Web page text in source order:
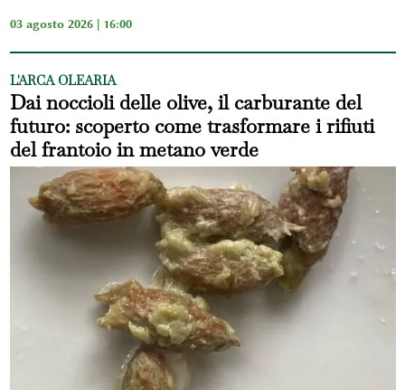
03 agosto 2026 | 16:00
L'ARCA OLEARIA
Dai noccioli delle olive, il carburante del
futuro: scoperto come trasformare i rifiuti
del frantoio in metano verde